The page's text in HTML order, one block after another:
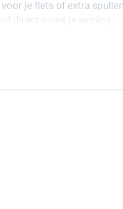
je fiets of extra
direct naast je woning.